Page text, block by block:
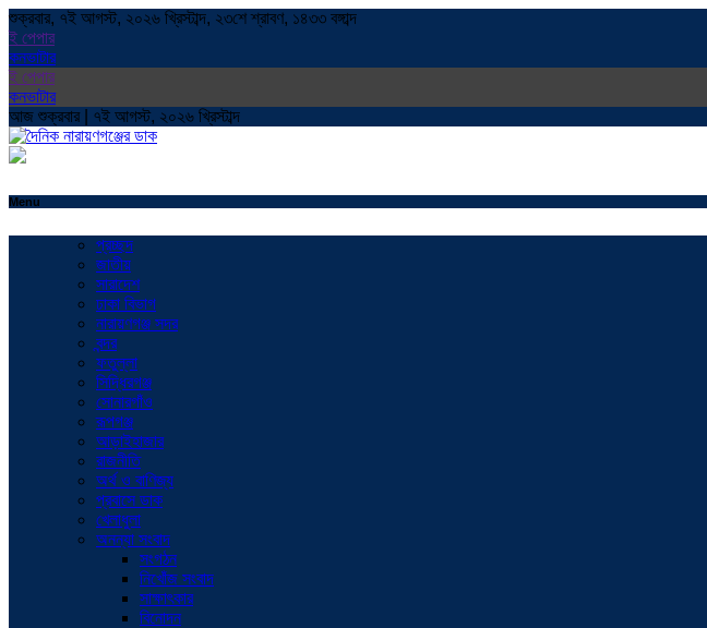
শুক্রবার, ৭ই আগস্ট, ২০২৬ খ্রিস্টাব্দ, ২৩শে শ্রাবণ, ১৪৩৩ বঙ্গাব্দ
ই পেপার
কনভাটার
ই পেপার
কনভাটার
আজ শুক্রবার | ৭ই আগস্ট, ২০২৬ খ্রিস্টাব্দ
Menu
প্রচ্ছদ
জাতীয়
সারাদেশ
ঢাকা বিভাগ
নারায়ণগঞ্জ সদর
বন্দর
ফতুল্লা
সিদ্ধিরগঞ্জ
সোনারগাঁও
রূপগঞ্জ
আড়াইহাজার
রাজনীতি
অর্থ ও বাণিজ্য
প্রবাসে ডাক
খেলাধুলা
অনন্যা সংবাদ
সংগঠন
নিখোঁজ সংবাদ
সাক্ষাৎকার
বিনোদন